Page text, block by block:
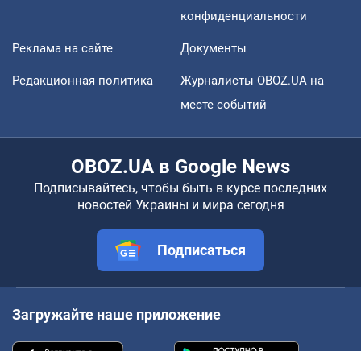
конфиденциальности
Реклама на сайте Документы
Редакционная политика
Журналисты OBOZ.UA на
месте событий
OBOZ.UA в Google News
Подписывайтесь, чтобы быть в курсе последних
новостей Украины и мира сегодня
Подписаться
Загружайте наше приложение